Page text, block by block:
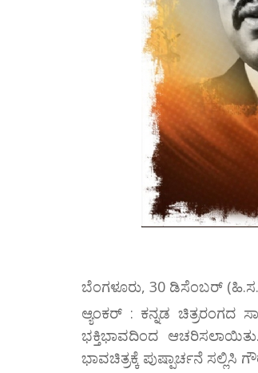
ಬೆಂಗಳೂರು, 30 ಡಿಸೆಂಬರ್
ಆ್ಯಂಕರ್ : ಕನ್ನಡ ಚಿತ್ರರಂಗದ
ಭಕ್ತಿಭಾವದಿಂದ
ಭಾವಚಿತ್ರಕ್ಕೆ ಪುಷ್ಪಾರ್ಚನೆ ಸಲ್ಲಿಸಿ